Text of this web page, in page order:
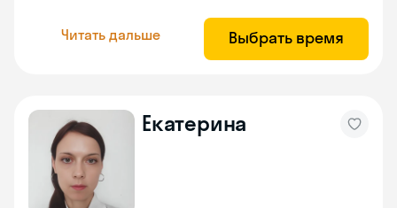
Читать дальше Выбрать время
Екатерина